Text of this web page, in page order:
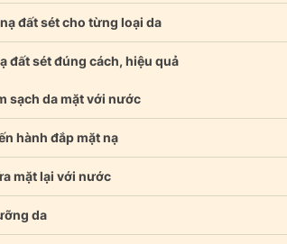
đất sét cho từng loại da
đất sét đúng cách, hiệu quả
sạch da mặt với nước
hành đắp mặt nạ
mặt lại với nước
da